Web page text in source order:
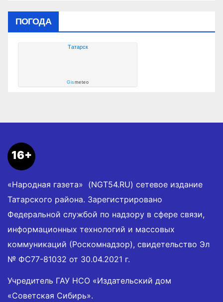
ПОГОДА
Татарск
Gismeteo
16+
«Народная газета» (NGT54.RU) сетевое издание
Татарского района. Зарегистрировано
Федеральной службой по надзору в сфере связи,
информационных технологий и массовых
коммуникаций (Роскомнадзор), свидетельство Эл
№ ФС77-81032 от 30.04.2021 г.
Учредитель ГАУ НСО «Издательский дом
«Советская Сибирь».